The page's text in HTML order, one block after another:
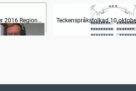
ärenden
Teckenspråkstolkad 10 oktober 2016 Regionfullmäktige
Inledande formalia